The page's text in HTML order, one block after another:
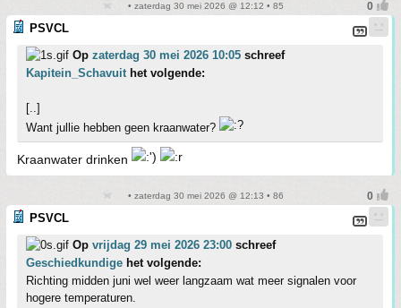
• zaterdag 30 mei 2026 @ 12:12 • 85
PSVCL
Op zaterdag 30 mei 2026 10:05 schreef
Kapitein_Schavuithet volgende:
[..]
Want jullie hebben geen kraanwater?
Kraanwater drinken
• zaterdag 30 mei 2026 @ 12:13 • 86
PSVCL
Op vrijdag 29 mei 2026 23:00 schreef
Geschiedkundige het volgende:
Richting midden juni wel weer langzaam wat meer signalen voor
hogere temperaturen.